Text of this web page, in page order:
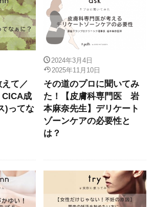
て／
CICA成
)ってな
2024年3月4日
2025年11月10日
その道のプロに聞いてみ
た！【皮膚科専門医 岩
本麻奈先生】デリケート
ゾーンケアの必要性と
は？